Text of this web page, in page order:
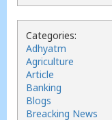
Categories:
Adhyatm
Agriculture
Article
Banking
Blogs
Breacking News